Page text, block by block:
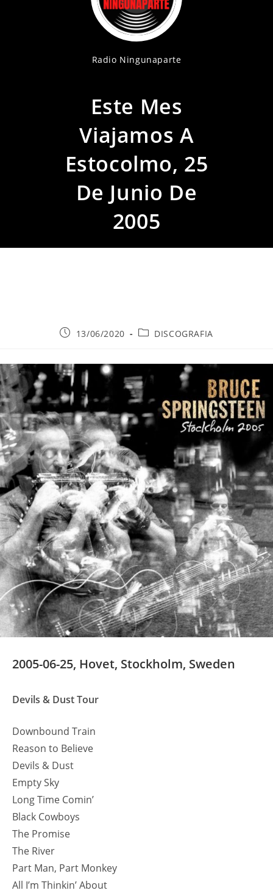
Radio Ningunaparte
Este Mes
Viajamos A
Estocolmo, 25
De Junio De
2005
Publicación
entrada:
13/06/2020
Categoría
entrada:
DISCOGRAFIA
2005-06-25, Hovet, Stockholm, Sweden
Devils & Dust Tour
Downbound Train
Reason to Believe
Devils & Dust
Empty Sky
Long Time Comin’
Black Cowboys
The Promise
The River
Part Man, Part Monkey
All I’m Thinkin’ About